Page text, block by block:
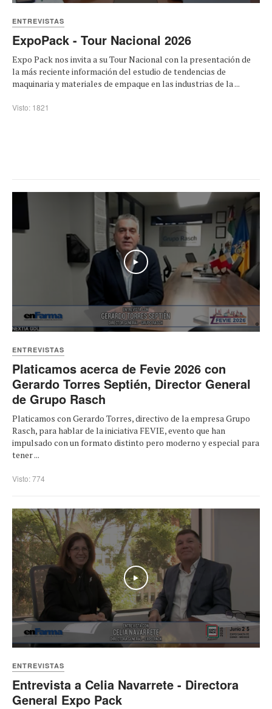
ENTREVISTAS
ExpoPack - Tour Nacional 2026
Expo Pack nos invita a su Tour Nacional con la presentación de
la más reciente información del estudio de tendencias de
maquinaria y materiales de empaque en las industrias de la ...
Visto: 1821
Play
ENTREVISTAS
Platicamos acerca de Fevie 2026 con
Gerardo Torres Septién, Director General
de Grupo Rasch
Platicamos con Gerardo Torres, directivo de la empresa Grupo
Rasch, para hablar de la iniciativa FEVIE, evento que han
impulsado con un formato distinto pero moderno y especial para
tener ...
Visto: 774
Play
ENTREVISTAS
Entrevista a Celia Navarrete - Directora
General Expo Pack